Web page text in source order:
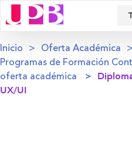
Inicio Oferta Académica
Programas de Formación
oferta académica
UX/UI